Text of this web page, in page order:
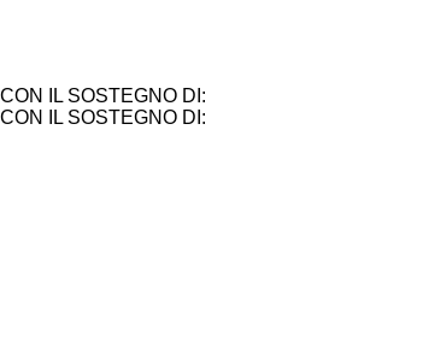
IL SOSTEGNO DI:
IL SOSTEGNO DI: